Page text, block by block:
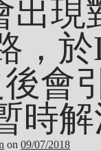
出現
，
會
時
on09/07/2018